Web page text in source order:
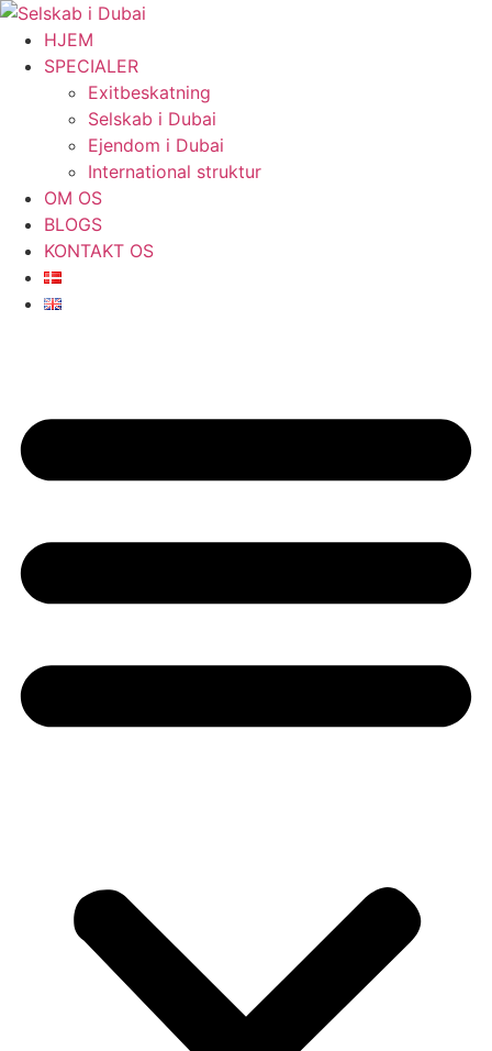
Videre
indhold
HJEM
SPECIALER
Exitbeskatning
Selskab i Dubai
Ejendom i Dubai
International struktur
OM OS
BLOGS
KONTAKT OS